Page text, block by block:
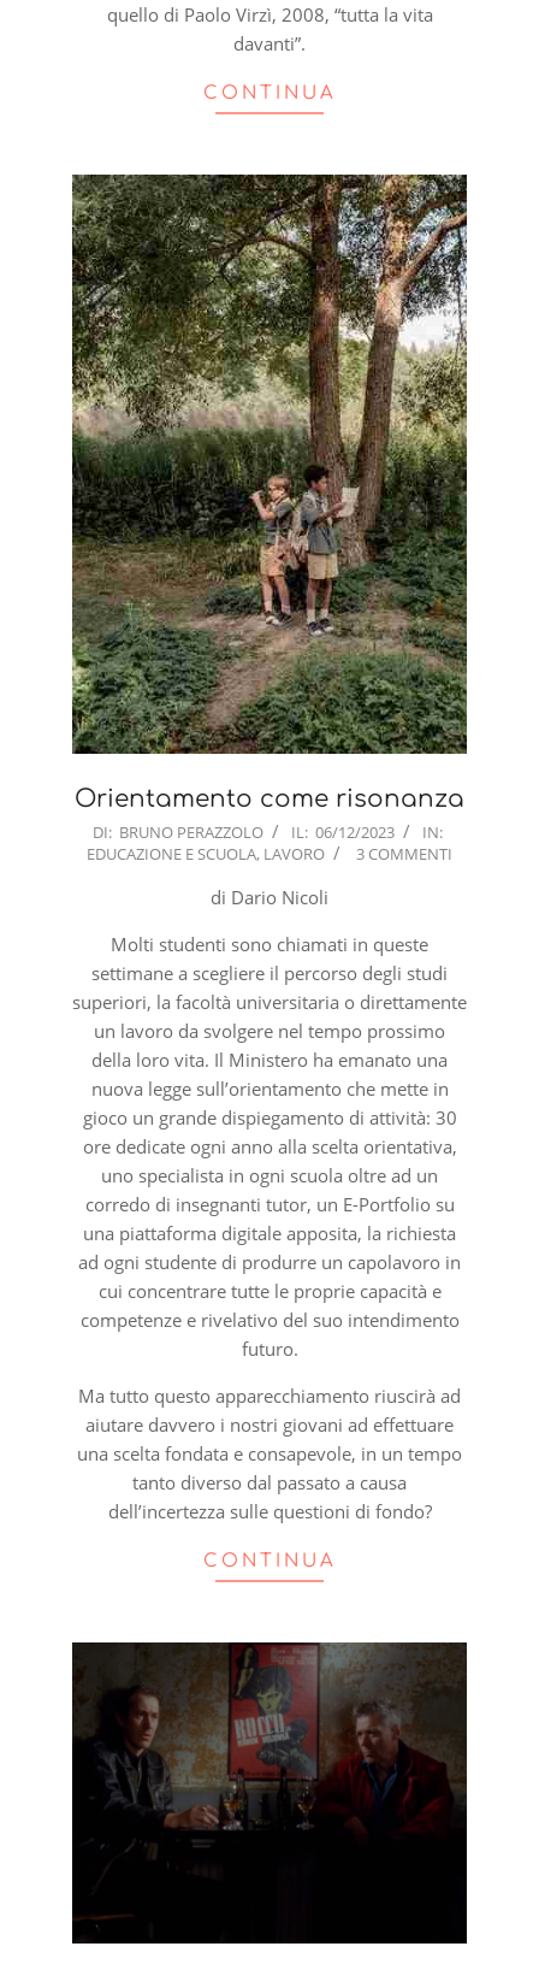
quello di Paolo Virzì, 2008, “tutta la vita
davanti”.
CONTINUA
Orientamento come risonanza
2023-
12-
DI: BRUNO PERAZZOLO IL: 06/12/2023
IN:
EDUCAZIONE E SCUOLA, LAVORO 3 COMMENTI
di Dario Nicoli
Molti studenti sono chiamati in queste
settimane a scegliere il percorso degli studi
superiori, la facoltà universitaria o direttamente
un lavoro da svolgere nel tempo prossimo
della loro vita. Il Ministero ha emanato una
nuova legge sull’orientamento che mette in
gioco un grande dispiegamento di attività: 30
ore dedicate ogni anno alla scelta orientativa,
uno specialista in ogni scuola oltre ad un
corredo di insegnanti tutor, un E-Portfolio su
una piattaforma digitale apposita, la richiesta
ad ogni studente di produrre un capolavoro in
cui concentrare tutte le proprie capacità e
competenze e rivelativo del suo intendimento
futuro.
Ma tutto questo apparecchiamento riuscirà ad
aiutare davvero i nostri giovani ad effettuare
una scelta fondata e consapevole, in un tempo
tanto diverso dal passato a causa
dell’incertezza sulle questioni di fondo?
CONTINUA